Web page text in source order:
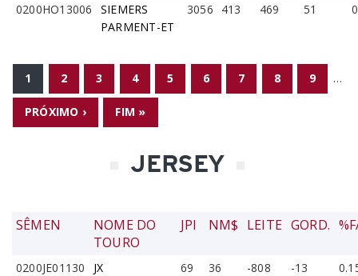
0200HO13006
SIEMERS
PARMENT-ET
3056 413 469 51
1 2 3 4 5 6 7 8 9 …
PRÓXIMO › FIM »
JERSEY
SÊMEN
NOME DO
TOURO
JPI NM$ LEITE GORD.
0200JE01130
JX
69 36 -808 -13